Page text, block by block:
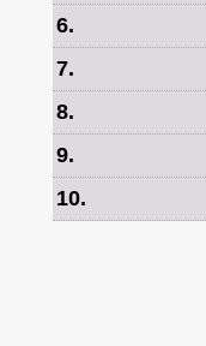
6.
7.
8.
9.
10.